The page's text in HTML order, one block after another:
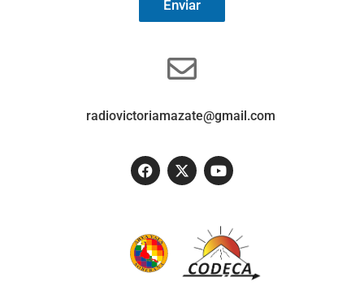
Enviar
radiovictoriamazate@gmail.com